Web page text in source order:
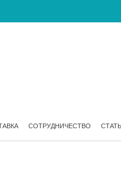
СОТРУДНИЧЕСТВО